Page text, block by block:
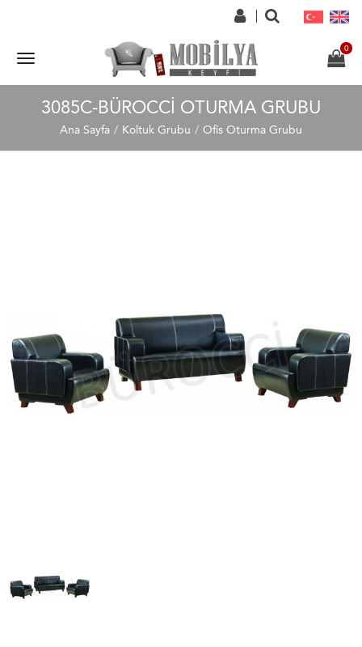
3085C-BÜROCCI OTURMA GRUBU
Ana Sayfa Koltuk Grubu Ofis Oturma Grubu